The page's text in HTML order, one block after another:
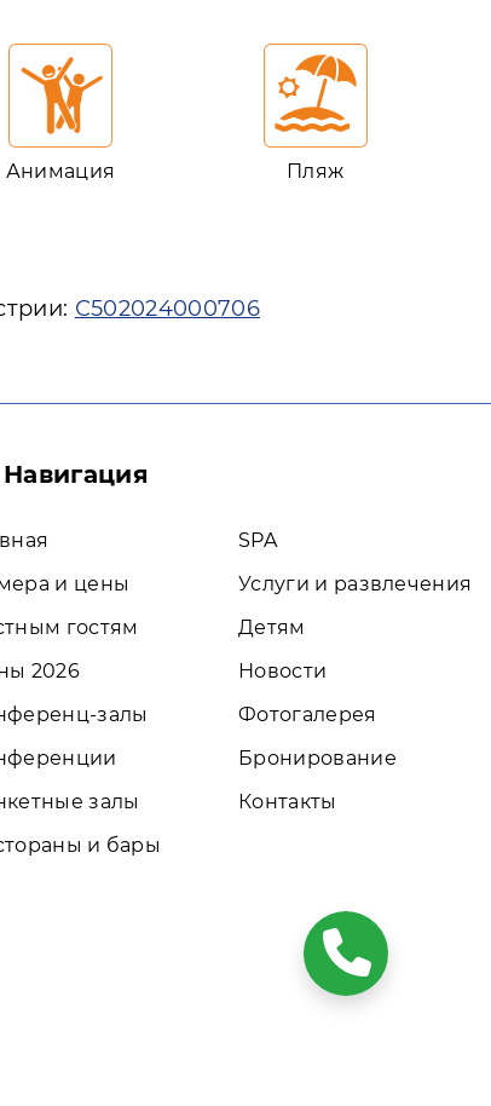
Анимация Пляж
С502024000706
Навигация
и цены
гостям
2026
залы
залы
и бары
SPA
Услуги и развлечения
Детям
Новости
Фотогалерея
Бронирование
Контакты